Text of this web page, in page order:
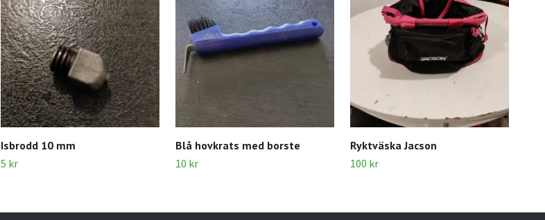
Isbrodd 10 mm
5 kr
Blå hovkrats med borste
10 kr
Ryktväska Jacson
100 kr